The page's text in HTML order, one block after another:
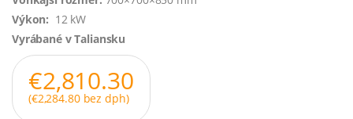
Výkon: 12 kW
Vyrábané v Taliansku
€2,810.30
(€2,284.80bez dph)